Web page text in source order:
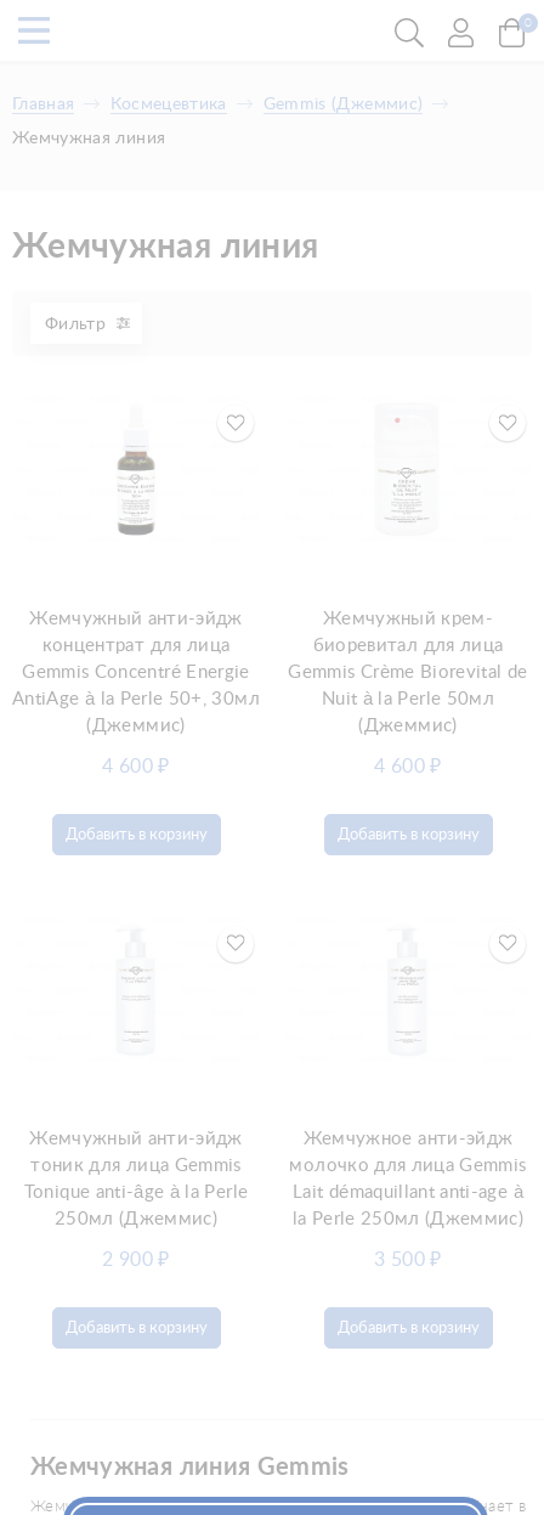
0
Главная Космецевтика
​Gemmis (Джеммис)
​Жемчужная линия
​Жемчужная линия
Фильтр
Добавить в корзину
Жемчужный анти-эйдж
концентрат для лица
Gemmis Concentré Energie
AntiAge à la Perle 50+, 30мл
(Джеммис)
4 600₽
Добавить в корзину
Жемчужный крем-
биоревитал для лица
Gemmis Crème Biorevital de
Nuit à la Perle 50мл
(Джеммис)
4 600₽
Добавить в корзину
Жемчужный анти-эйдж
тоник для лица Gemmis
Tonique anti-âge à la Perle
250мл (Джеммис)
2 900₽
Добавить в корзину
Жемчужное анти-эйдж
молочко для лица Gemmis
Lait démaquillant anti-age à
la Perle 250мл (Джеммис)
3 500₽
Жемчужная линия Gemmis
Жемчужная линия косметической продукции Gemmis включает в